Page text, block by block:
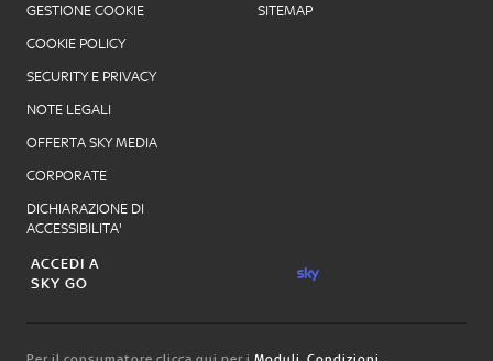
GESTIONE COOKIE
COOKIE POLICY
SECURITY E PRIVACY
NOTE LEGALI
OFFERTA SKY MEDIA
CORPORATE
DICHIARAZIONE DI
ACCESSIBILITA'
SITEMAP
ACCEDI A
SKY GO